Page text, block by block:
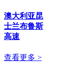
澳大利亚昆
士兰布鲁斯
高速
查看更多 >